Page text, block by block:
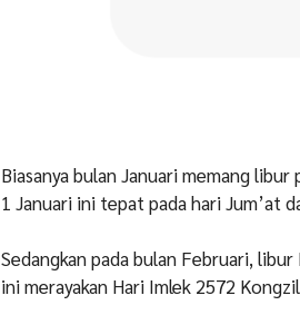
Biasanya bulan Januari memang
1 Januari ini tepat pada hari Jum’at
Sedangkan pada bulan Februari,
ini merayakan Hari Imlek 2572